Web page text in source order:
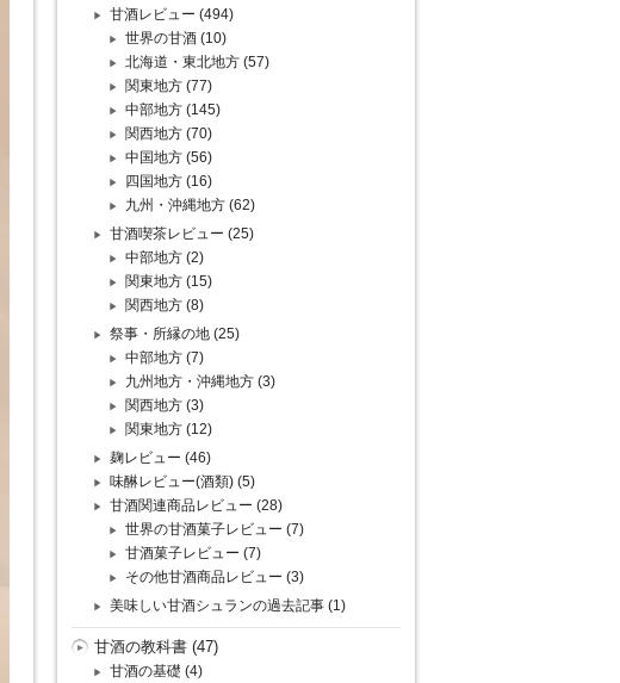
甘酒レビュー (494)
世界の甘酒 (10)
北海道・東北地方 (57)
関東地方 (77)
中部地方 (145)
関西地方 (70)
中国地方 (56)
四国地方 (16)
九州・沖縄地方 (62)
甘酒喫茶レビュー (25)
中部地方 (2)
関東地方 (15)
関西地方 (8)
祭事・所縁の地 (25)
中部地方 (7)
九州地方・沖縄地方 (3)
関西地方 (3)
関東地方 (12)
麹レビュー (46)
味醂レビュー(酒類) (5)
甘酒関連商品レビュー (28)
世界の甘酒菓子レビュー (7)
甘酒菓子レビュー (7)
その他甘酒商品レビュー (3)
美味しい甘酒シュランの過去記事 (1)
甘酒の教科書 (47)
甘酒の基礎 (4)